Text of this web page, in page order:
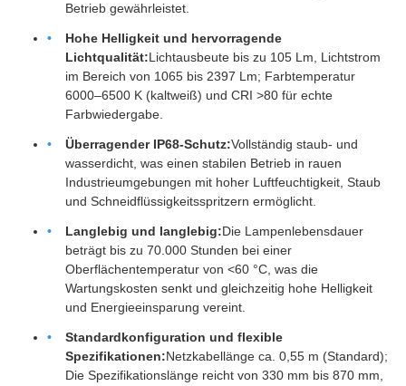
Betrieb gewährleistet.
Hohe Helligkeit und hervorragende
Lichtqualität:Lichtausbeute bis zu 105 Lm, Lichtstrom
im Bereich von 1065 bis 2397 Lm; Farbtemperatur
6000–6500 K (kaltweiß) und CRI >80 für echte
Farbwiedergabe.
Überragender IP68-Schutz:Vollständig staub- und
wasserdicht, was einen stabilen Betrieb in rauen
Industrieumgebungen mit hoher Luftfeuchtigkeit, Staub
und Schneidflüssigkeitsspritzern ermöglicht.
Langlebig und langlebig:Die Lampenlebensdauer
beträgt bis zu 70.000 Stunden bei einer
Oberflächentemperatur von <60 °C, was die
Wartungskosten senkt und gleichzeitig hohe Helligkeit
und Energieeinsparung vereint.
Standardkonfiguration und flexible
Spezifikationen:Netzkabellänge ca. 0,55 m (Standard);
Die Spezifikationslänge reicht von 330 mm bis 870 mm,